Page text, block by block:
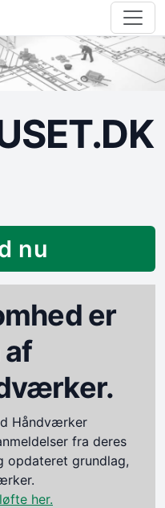
nu
er
af
Håndværker
fra deres
opdateret grundlag,
her.